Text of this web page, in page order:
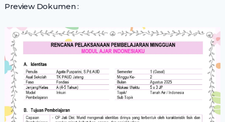
Preview Dokumen :